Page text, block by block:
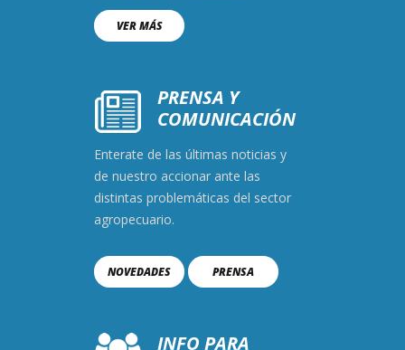
VER MÁS
PRENSA Y
COMUNICACIÓN
Enterate de las últimas noticias y
de nuestro accionar ante las
distintas problemáticas del sector
agropecuario.
NOVEDADES PRENSA
INFO PARA